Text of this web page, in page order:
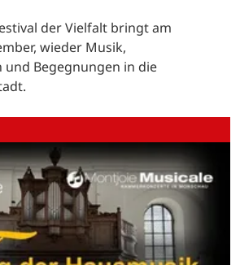
der Vielfalt bringt am
wieder Musik,
Begegnungen in die